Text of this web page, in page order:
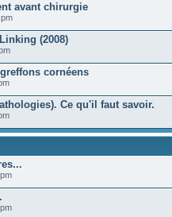
avant chirurgie
(2008)
cornéens
Ce qu'il faut savoir.